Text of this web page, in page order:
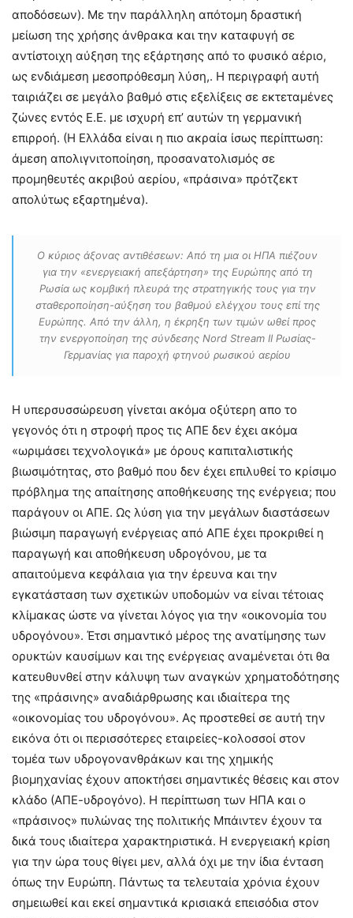
αποδόσεων). Με την παράλληλη απότομη δραστική
μείωση της χρήσης άνθρακα και την καταφυγή σε
αντίστοιχη αύξηση της εξάρτησης από το φυσικό αέριο,
ως ενδιάμεση μεσοπρόθεσμη λύση,. Η περιγραφή αυτή
ταιριάζει σε μεγάλο βαθμό στις εξελίξεις σε εκτεταμένες
ζώνες εντός Ε.Ε. με ισχυρή επ’ αυτών τη γερμανική
επιρροή. (Η Ελλάδα είναι η πιο ακραία ίσως περίπτωση:
άμεση απολιγνιτοποίηση, προσανατολισμός σε
προμηθευτές ακριβού αερίου, «πράσινα» πρότζεκτ
απολύτως εξαρτημένα).
Ο κύριος άξονας αντιθέσεων: Από τη μια οι ΗΠΑ πιέζουν
για την «ενεργειακή απεξάρτηση» της Ευρώπης από τη
Ρωσία ως κομβική πλευρά της στρατηγικής τους για την
σταθεροποίηση-αύξηση του βαθμού ελέγχου τους επί της
Ευρώπης. Από την άλλη, η έκρηξη των τιμών ωθεί προς
την ενεργοποίηση της σύνδεσης Nord Stream II Ρωσίας-
Γερμανίας για παροχή φτηνού ρωσικού αερίου
Η υπερσυσσώρευση γίνεται ακόμα οξύτερη απο το
γεγονός ότι η στροφή προς τις ΑΠΕ δεν έχει ακόμα
«ωριμάσει τεχνολογικά» με όρους καπιταλιστικής
βιωσιμότητας, στο βαθμό που δεν έχει επιλυθεί το κρίσιμο
πρόβλημα της απαίτησης αποθήκευσης της ενέργεια; που
παράγουν οι ΑΠΕ. Ως λύση για την μεγάλων διαστάσεων
βιώσιμη παραγωγή ενέργειας από ΑΠΕ έχει προκριθεί η
παραγωγή και αποθήκευση υδρογόνου, με τα
απαιτούμενα κεφάλαια για την έρευνα και την
εγκατάσταση των σχετικών υποδομών να είναι τέτοιας
κλίμακας ώστε να γίνεται λόγος για την «οικονομία του
υδρογόνου». Έτσι σημαντικό μέρος της ανατίμησης των
ορυκτών καυσίμων και της ενέργειας αναμένεται ότι θα
κατευθυνθεί στην κάλυψη των αναγκών χρηματοδότησης
της «πράσινης» αναδιάρθρωσης και ιδιαίτερα της
«οικονομίας του υδρογόνου». Ας προστεθεί σε αυτή την
εικόνα ότι οι περισσότερες εταιρείες-κολοσσοί στον
τομέα των υδρογονανθράκων και της χημικής
βιομηχανίας έχουν αποκτήσει σημαντικές θέσεις και στον
κλάδο (ΑΠΕ-υδρογόνο). Η περίπτωση των ΗΠΑ και ο
«πράσινος» πυλώνας της πολιτικής Μπάιντεν έχουν τα
δικά τους ιδιαίτερα χαρακτηριστικά. Η ενεργειακή κρίση
για την ώρα τους θίγει μεν, αλλά όχι με την ίδια ένταση
όπως την Ευρώπη. Πάντως τα τελευταία χρόνια έχουν
σημειωθεί και εκεί σημαντικά κρισιακά επεισόδια στον